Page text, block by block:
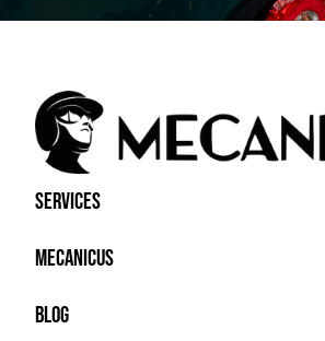
Services
ACHETER
VENDRE
SERVICES PREMIUM
Mecanicus
À PROPOS
HOUSE MECANICUS
Blog